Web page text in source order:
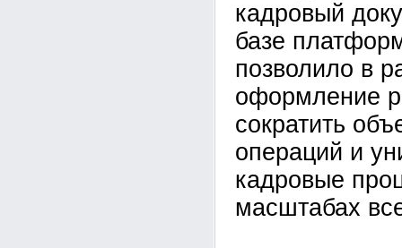
кадровый
базе
позволило в
оформление
сократить
операций и
кадровые
масштабах